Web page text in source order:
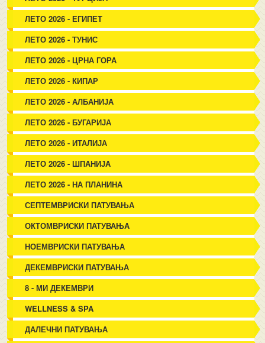
ЛЕТО 2026 - ЕГИПЕТ
ЛЕТО 2026 - ТУНИС
ЛЕТО 2026 - ЦРНА ГОРА
ЛЕТО 2026 - КИПАР
ЛЕТО 2026 - АЛБАНИЈА
ЛЕТО 2026 - БУГАРИЈА
ЛЕТО 2026 - ИТАЛИЈА
ЛЕТО 2026 - ШПАНИЈА
ЛЕТО 2026 - НА ПЛАНИНА
СЕПТЕМВРИСКИ ПАТУВАЊА
ОКТОМВРИСКИ ПАТУВАЊА
НОЕМВРИСКИ ПАТУВАЊА
ДЕКЕМВРИСКИ ПАТУВАЊА
8 - МИ ДЕКЕМВРИ
WELLNESS & SPA
ДАЛЕЧНИ ПАТУВАЊА